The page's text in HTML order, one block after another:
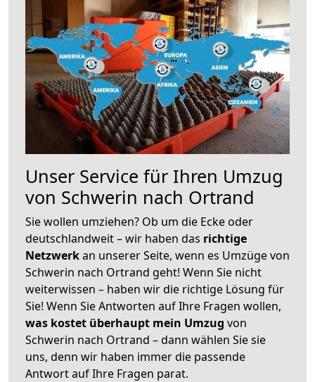
Unser Service für Ihren Umzug
von Schwerin nach Ortrand
Sie wollen umziehen? Ob um die Ecke oder
deutschlandweit – wir haben das richtige
Netzwerkan unserer Seite, wenn es Umzüge von
Schwerin nach Ortrand geht! Wenn Sie nicht
weiterwissen – haben wir die richtige Lösung für
Sie! Wenn Sie Antworten auf Ihre Fragen wollen,
was kostet überhaupt mein Umzug von
Schwerin nach Ortrand – dann wählen Sie sie
uns, denn wir haben immer die passende
Antwort auf Ihre Fragen parat.